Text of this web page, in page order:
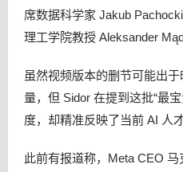
席数据科学家 Jakub
理工学院教授 Aleksander
虽然视频版本的删节可能出
量，但 Sidor 在提到这批“最
度，却精准反映了当前 AI 人
此前有报道称，Meta CEO